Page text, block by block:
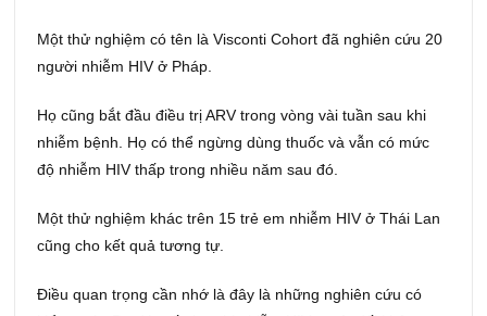
Một thử nghiệm có tên là Visconti Cohort đã nghiên cứu 20
người nhiễm HIV ở Pháp.
Họ cũng bắt đầu điều trị ARV trong vòng vài tuần sau khi
nhiễm bệnh. Họ có thể ngừng dùng thuốc và vẫn có mức
độ nhiễm HIV thấp trong nhiều năm sau đó.
Một thử nghiệm khác trên 15 trẻ em nhiễm HIV ở Thái Lan
cũng cho kết quả tương tự.
Điều quan trọng cần nhớ là đây là những nghiên cứu có